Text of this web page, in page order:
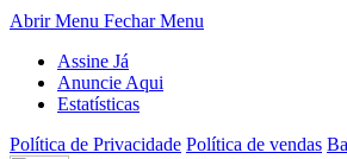
Abrir Menu Fechar Menu
Assine Já
Anuncie Aqui
Estatísticas
Política de Privacidade Política de vendas